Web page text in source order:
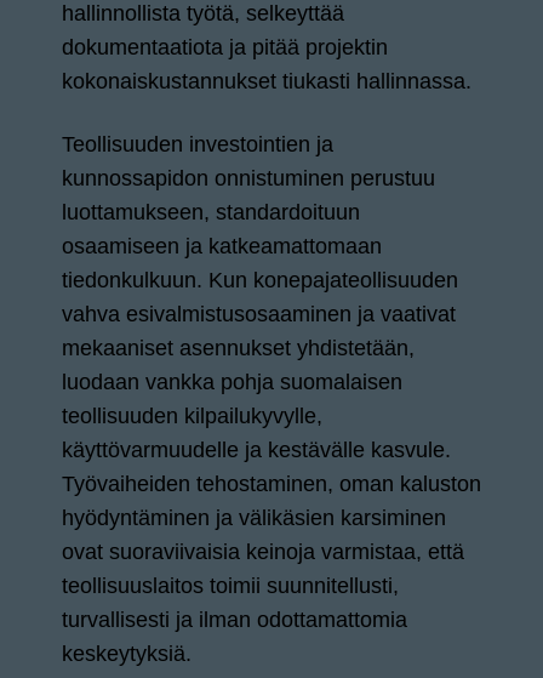
hallinnollista työtä, selkeyttää
dokumentaatiota ja pitää projektin
kokonaiskustannukset tiukasti hallinnassa.
Teollisuuden investointien ja
kunnossapidon onnistuminen perustuu
luottamukseen, standardoituun
osaamiseen ja katkeamattomaan
tiedonkulkuun. Kun konepajateollisuuden
vahva esivalmistusosaaminen ja vaativat
mekaaniset asennukset yhdistetään,
luodaan vankka pohja suomalaisen
teollisuuden kilpailukyvylle,
käyttövarmuudelle ja kestävälle kasvule.
Työvaiheiden tehostaminen, oman kaluston
hyödyntäminen ja välikäsien karsiminen
ovat suoraviivaisia keinoja varmistaa, että
teollisuuslaitos toimii suunnitellusti,
turvallisesti ja ilman odottamattomia
keskeytyksiä.